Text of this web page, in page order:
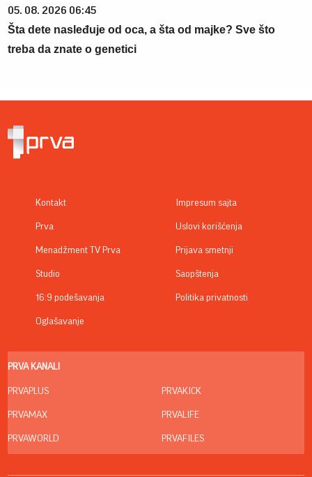
05. 08. 2026 06:45
Šta dete nasleđuje od oca, a šta od majke? Sve što
treba da znate o genetici
Kontakt
Prva
Menadžment TV Prva
Studio
16:9 podešavanja
Oglašavanje
Impresum sajta
Uslovi korišćenja
Prijava smetnji
Saopštenja
Politika privatnosti
PRVA KANALI
PRVAPLUS
PRVAMAX
PRVAWORLD
PRVAKICK
PRVALIFE
PRVAFILES